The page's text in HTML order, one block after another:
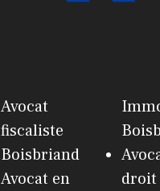
Avocat
fiscaliste
Boisbriand
Avocat en